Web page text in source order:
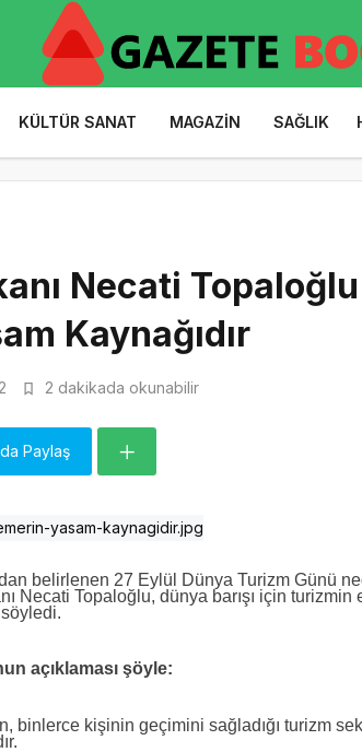
KÜLTÜR SANAT MAGAZIN SAĞLIK
Necati Topaloğlu
Kaynağıdır
2 dakikada okunabilir
Paylaş
belirlenen 27 Eylül Dünya Turizm Günü
Necati Topaloğlu, dünya barışı için turizmin
açıklaması şöyle:
binlerce kişinin geçimini sağladığı turizm